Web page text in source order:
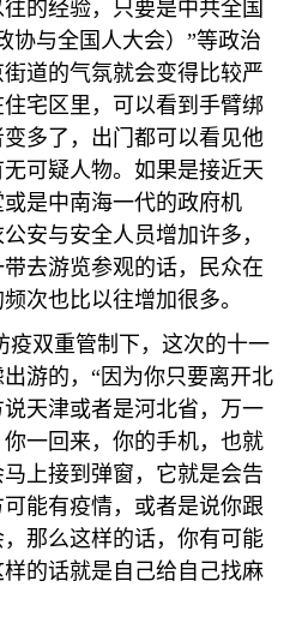
的经验，只要是中共全国
协与全国人大会）”等政治
道的气氛就会变得比较严
宅区里，可以看到手臂绑
多了，出门都可以看见他
可疑人物。如果是接近天
是中南海一代的政府机
安与安全人员增加许多，
去游览参观的话，民众在
次也比以往增加很多。
疫双重管制下，这次的十一
游的，“因为你只要离开北
天津或者是河北省，万一
一回来，你的手机，也就
上接到弹窗，它就是会告
能有疫情，或者是说你跟
那么这样的话，你有可能
的话就是自己给自己找麻